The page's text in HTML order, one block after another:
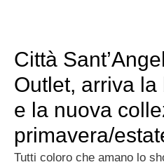
Città
Outlet, arriva
e la nuova
primavera/
Tutti coloro che amano lo